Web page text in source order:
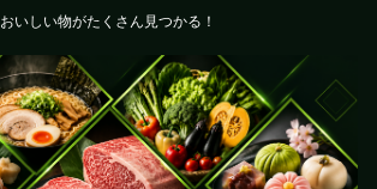
おいしい物がたくさん見つかる！